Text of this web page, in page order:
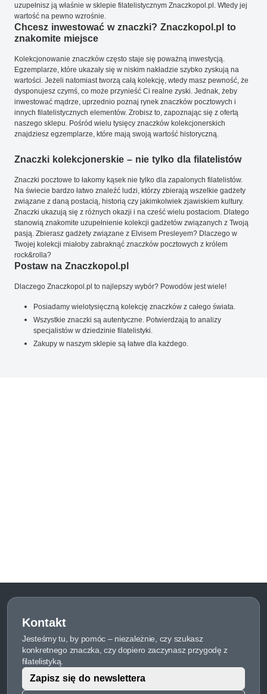
uzupełnisz ją właśnie w sklepie filatelistycznym Znaczkopol.pl. Wtedy jej
wartość na pewno wzrośnie.
Chcesz inwestować w znaczki? Znaczkopol.pl to
znakomite miejsce
Kolekcjonowanie znaczków często staje się poważną inwestycją.
Egzemplarze, które ukazały się w niskim nakładzie szybko zyskują na
wartości. Jeżeli natomiast tworzą całą kolekcję, wtedy masz pewność, że
dysponujesz czymś, co może przynieść Ci realne zyski. Jednak, żeby
inwestować mądrze, uprzednio poznaj rynek znaczków pocztowych i
innych filatelistycznych elementów. Zrobisz to, zapoznając się z ofertą
naszego sklepu. Pośród wielu tysięcy znaczków kolekcjonerskich
znajdziesz egzemplarze, które mają swoją wartość historyczną.
Znaczki kolekcjonerskie – nie tylko dla filatelistów
Znaczki pocztowe to łakomy kąsek nie tylko dla zapalonych filatelistów.
Na świecie bardzo łatwo znaleźć ludzi, którzy zbierają wszelkie gadżety
związane z daną postacią, historią czy jakimkolwiek zjawiskiem kultury.
Znaczki ukazują się z różnych okazji i na cześć wielu postaciom. Dlatego
stanowią znakomite uzupełnienie kolekcji gadżetów związanych z Twoją
pasją. Zbierasz gadżety związane z Elvisem Presleyem? Dlaczego w
Twojej kolekcji miałoby zabraknąć znaczków pocztowych z królem
rock&rolla?
Postaw na Znaczkopol.pl
Dlaczego Znaczkopol.pl to najlepszy wybór? Powodów jest wiele!
Posiadamy wielotysięczną kolekcję znaczków z całego świata.
Wszystkie znaczki są autentyczne. Potwierdzają to analizy
specjalistów w dziedzinie filatelistyki.
Zakupy w naszym sklepie są łatwe dla każdego.
Kontakt
Jesteśmy tu, by pomóc – niezależnie, czy szukasz
konkretnego znaczka, czy dopiero zaczynasz przygodę z
filatelistyką.
Zapisz się do newslettera